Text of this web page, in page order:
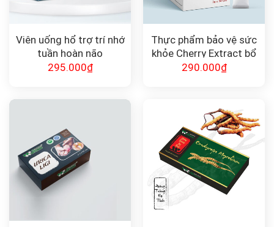
Viên uống hổ trợ trí nhớ
tuần hoàn não
Ginkosof
295.000₫
Thực phẩm bảo vệ sức
khỏe Cherry Extract bổ
sung Vitamin C
290.000₫